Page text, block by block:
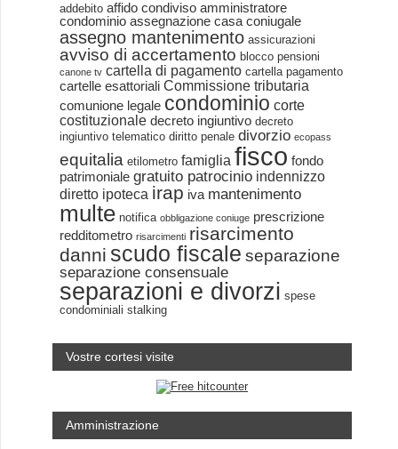
addebito affido condiviso amministratore
condominio assegnazione casa coniugale
assegno mantenimento assicurazioni
avviso di accertamento blocco pensioni
canone tv cartella di pagamento cartella pagamento
cartelle esattoriali Commissione tributaria
comunione legale condominio corte
costituzionale decreto ingiuntivo decreto
ingiuntivo telematico diritto penale divorzio ecopass
equitalia etilometro famiglia fisco fondo
patrimoniale gratuito patrocinio indennizzo
diretto ipoteca irap iva mantenimento
multe notifica obbligazione coniuge prescrizione
redditometro risarcimenti risarcimento
danni scudo fiscale separazione
separazione consensuale
separazioni e divorzi spese
condominiali stalking
Vostre cortesi visite
Amministrazione